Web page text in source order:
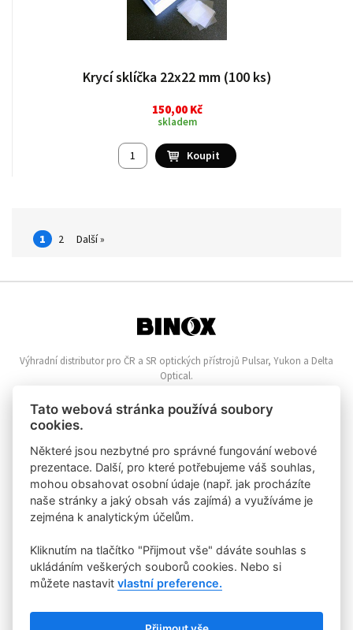
Krycí sklíčka 22x22 mm (100 ks)
150,00 Kč
skladem
1 2 Další »
Výhradní distributor pro ČR a SR optických přístrojů Pulsar, Yukon a Delta
Optical.
Informace o nákupu
Nákupní řád
Vrácení zboží
Zpracování osobních údajů
Zásady o používání Cookies
Klientská zóna
Velkoochod
Registrace zákazníka
Příhlášení zákazníka
Rychlý kontakt
Tato webová stránka používá soubory
cookies.
Některé jsou nezbytné pro správné fungování webové
prezentace. Další, pro které potřebujeme váš souhlas,
mohou obsahovat osobní údaje (např. jak procházíte
naše stránky a jaký obsah vás zajímá) a využíváme je
zejména k analytickým účelům.
Kliknutím na tlačítko "Přijmout vše" dáváte souhlas s
ukládáním veškerých souborů cookies. Nebo si
můžete nastavitvlastní preference.